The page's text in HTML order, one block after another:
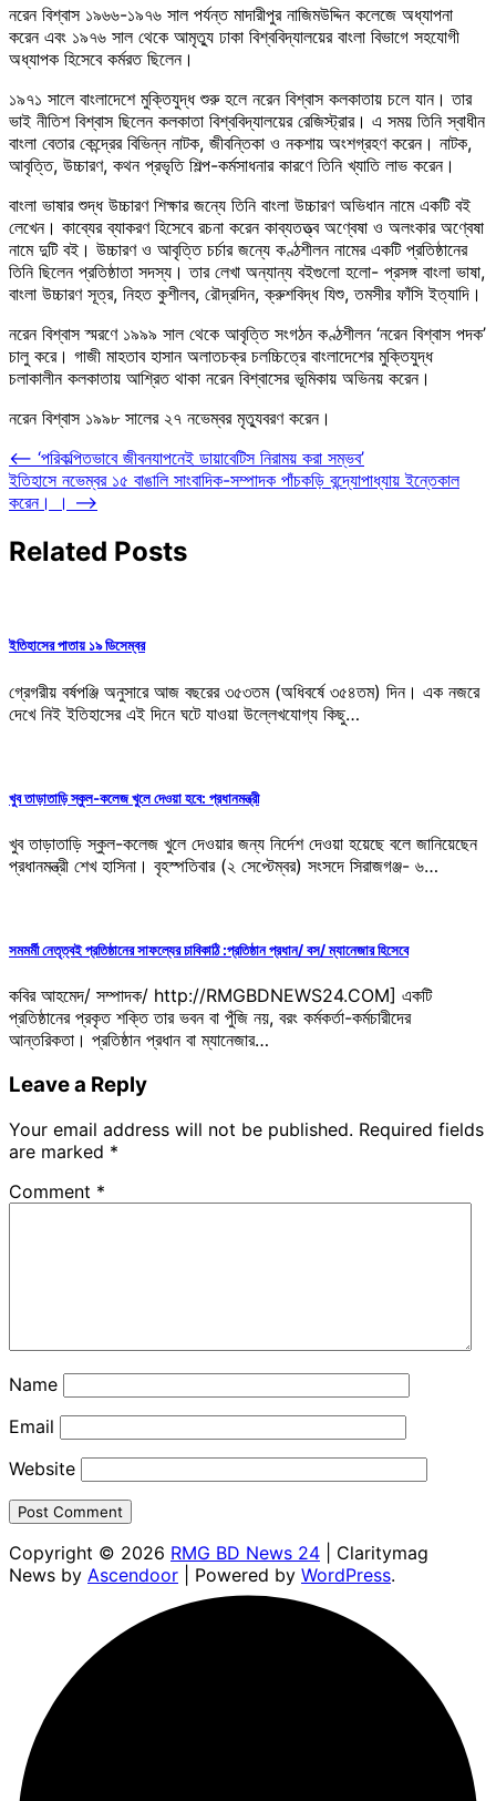
নরেন বিশ্বাস ১৯৬৬-১৯৭৬ সাল পর্যন্ত মাদারীপুর নাজিমউদ্দিন কলেজে অধ্যাপনা
করেন এবং ১৯৭৬ সাল থেকে আমৃত্যু ঢাকা বিশ্ববিদ্যালয়ের বাংলা বিভাগে সহযোগী
অধ্যাপক হিসেবে কর্মরত ছিলেন।
১৯৭১ সালে বাংলাদেশে মুক্তিযুদ্ধ শুরু হলে নরেন বিশ্বাস কলকাতায় চলে যান। তার
ভাই নীতিশ বিশ্বাস ছিলেন কলকাতা বিশ্ববিদ্যালয়ের রেজিস্ট্রার। এ সময় তিনি স্বাধীন
বাংলা বেতার কেন্দ্রের বিভিন্ন নাটক, জীবন্তিকা ও নকশায় অংশগ্রহণ করেন। নাটক,
আবৃত্তি, উচ্চারণ, কথন প্রভৃতি শিল্প-কর্মসাধনার কারণে তিনি খ্যাতি লাভ করেন।
বাংলা ভাষার শুদ্ধ উচ্চারণ শিক্ষার জন্যে তিনি বাংলা উচ্চারণ অভিধান নামে একটি বই
লেখেন। কাব্যের ব্যাকরণ হিসেবে রচনা করেন কাব্যতত্ত্ব অণ্বেষা ও অলংকার অণ্বেষা
নামে দুটি বই। উচ্চারণ ও আবৃত্তি চর্চার জন্যে কণ্ঠশীলন নামের একটি প্রতিষ্ঠানের
তিনি ছিলেন প্রতিষ্ঠাতা সদস্য। তার লেখা অন্যান্য বইগুলো হলো- প্রসঙ্গ বাংলা ভাষা,
বাংলা উচ্চারণ সূত্র, নিহত কুশীলব, রৌদ্রদিন, ক্রুশবিদ্ধ যিশু, তমসীর ফাঁসি ইত্যাদি।
নরেন বিশ্বাস স্মরণে ১৯৯৯ সাল থেকে আবৃত্তি সংগঠন কণ্ঠশীলন ‘নরেন বিশ্বাস পদক’
চালু করে। গাজী মাহতাব হাসান অলাতচক্র চলচ্চিত্রে বাংলাদেশের মুক্তিযুদ্ধ
চলাকালীন কলকাতায় আশ্রিত থাকা নরেন বিশ্বাসের ভূমিকায় অভিনয় করেন।
নরেন বিশ্বাস ১৯৯৮ সালের ২৭ নভেম্বর মৃত্যুবরণ করেন।
Post
navigation
⟵ ‘পরিকল্পিতভাবে জীবনযাপনেই ডায়াবেটিস নিরাময় করা সম্ভব’
ইতিহাসে নভেম্বর ১৫ বাঙালি সাংবাদিক-সম্পাদক পাঁচকড়ি বন্দ্যোপাধ্যায় ইন্তেকাল
করেন। । ⟶
Related Posts
ইতিহাসের পাতায় ১৯ ডিসেম্বর
গ্রেগরীয় বর্ষপঞ্জি অনুসারে আজ বছরের ৩৫৩তম (অধিবর্ষে ৩৫৪তম) দিন। এক নজরে
দেখে নিই ইতিহাসের এই দিনে ঘটে যাওয়া উল্লেখযোগ্য কিছু…
খুব তাড়াতাড়ি স্কুল-কলেজ খুলে দেওয়া হবে: প্রধানমন্ত্রী
খুব তাড়াতাড়ি স্কুল-কলেজ খুলে দেওয়ার জন্য নির্দেশ দেওয়া হয়েছে বলে জানিয়েছেন
প্রধানমন্ত্রী শেখ হাসিনা। বৃহস্পতিবার (২ সেপ্টেম্বর) সংসদে সিরাজগঞ্জ- ৬…
সমমর্মী নেতৃত্বই প্রতিষ্ঠানের সাফল্যের চাবিকাঠি :প্রতিষ্ঠান প্রধান/ বস/ ম্যানেজার হিসেবে
কবির আহমেদ/ সম্পাদক/ http://RMGBDNEWS24.COM] একটি
প্রতিষ্ঠানের প্রকৃত শক্তি তার ভবন বা পুঁজি নয়, বরং কর্মকর্তা-কর্মচারীদের
আন্তরিকতা। প্রতিষ্ঠান প্রধান বা ম্যানেজার…
Leave a Reply
Your email address will not be published. Required fields
are marked *
Comment *
Name
Email
Website
Copyright © 2026 RMG BD News 24 | Claritymag
News by Ascendoor | Powered by WordPress.